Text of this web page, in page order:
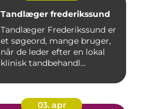
Tandlæger frederikssund
Tandlæger Frederikssund er
et søgeord, mange bruger,
når de leder efter en lokal
klinisk tandbehandl...
03. apr